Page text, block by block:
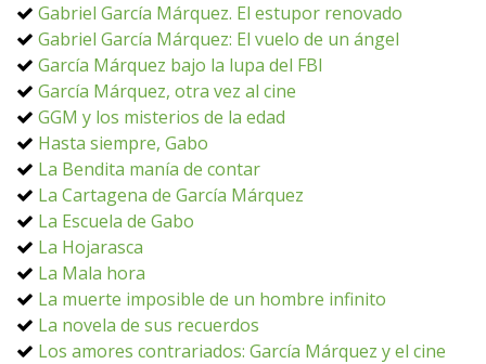
Gabriel García Márquez. El estupor renovado
Gabriel García Márquez: El vuelo de un ángel
García Márquez bajo la lupa del FBI
García Márquez, otra vez al cine
GGM y los misterios de la edad
Hasta siempre, Gabo
La Bendita manía de contar
La Cartagena de García Márquez
La Escuela de Gabo
La Hojarasca
La Mala hora
La muerte imposible de un hombre infinito
La novela de sus recuerdos
Los amores contrariados: García Márquez y el cine